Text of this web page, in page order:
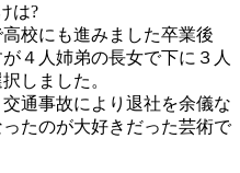
は?
校にも進みました卒業後
４人姉弟の長女で下に３人
しました。
通事故により退社を余儀な
たのが大好きだった芸術で